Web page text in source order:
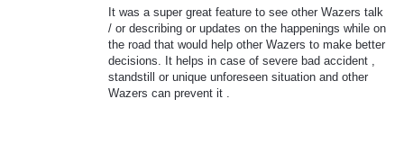
It was a super great feature to see other Wazers talk
/ or describing or updates on the happenings while on
the road that would help other Wazers to make better
decisions. It helps in case of severe bad accident ,
standstill or unique unforeseen situation and other
Wazers can prevent it .